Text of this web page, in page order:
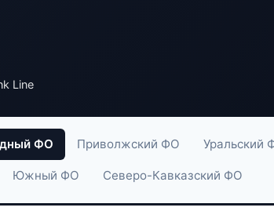
Line
ФО Приволжский ФО Уральский
Южный ФО Северо-Кавказский ФО